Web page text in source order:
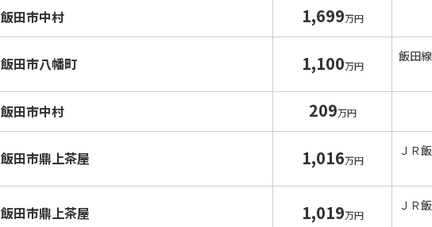
飯田市中村 1,699万円
飯田市八幡町 1,100万円
飯田
飯田市中村 209万円
飯田市鼎上茶屋 1,016万円
ＪＲ
飯田市鼎上茶屋 1,019万円
ＪＲ